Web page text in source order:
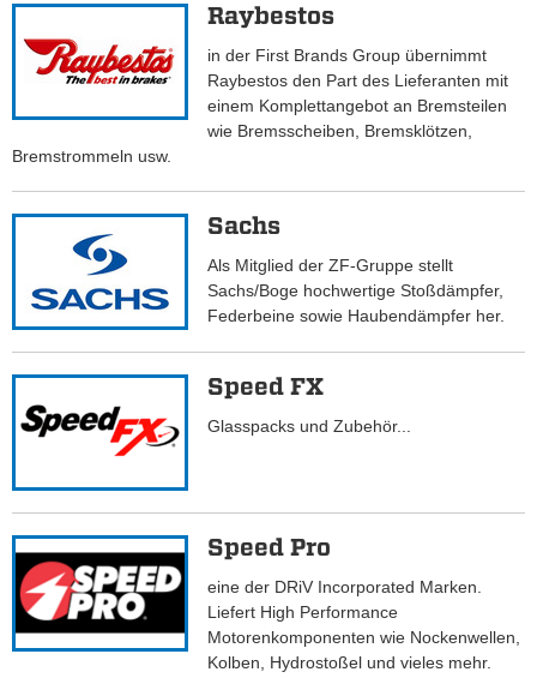
Raybestos
in der First Brands Group übernimmt
Raybestos den Part des Lieferanten mit
einem Komplettangebot an Bremsteilen
wie Bremsscheiben, Bremsklötzen,
Bremstrommeln usw.
Sachs
Als Mitglied der ZF-Gruppe stellt
Sachs/Boge hochwertige Stoßdämpfer,
Federbeine sowie Haubendämpfer her.
Speed FX
Glasspacks und Zubehör...
Speed Pro
eine der DRiV Incorporated Marken.
Liefert High Performance
Motorenkomponenten wie Nockenwellen,
Kolben, Hydrostoßel und vieles mehr.